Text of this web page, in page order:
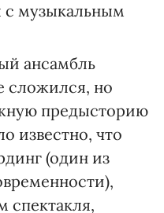
с музыкальным
ансамбль
сложился, но
предысторию
известно, что
(один из
спектакля,